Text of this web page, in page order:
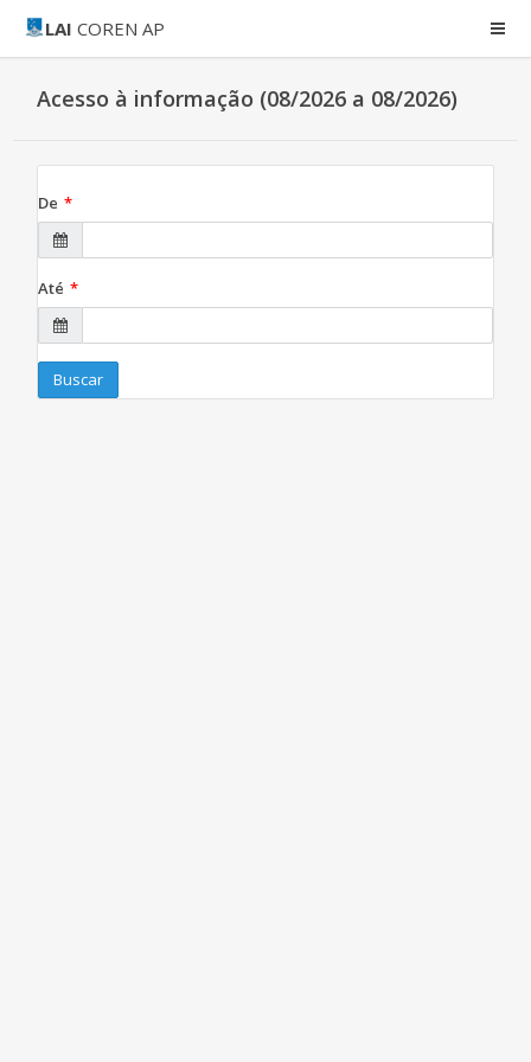
LAI COREN AP
Acesso à informação (08/2026 a 08/2026)
De
Até
Buscar